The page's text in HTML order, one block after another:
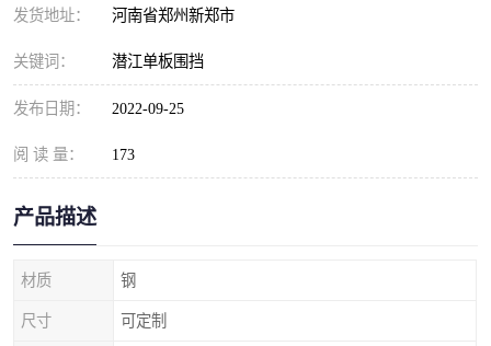
发货地址： 河南省郑州新郑市
关键词： 潜江单板围挡
发布日期： 2022-09-25
阅 读 量： 173
产品描述
材质 钢
尺寸 可定制